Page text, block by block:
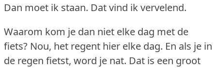
Dan moet ik staan. Dat vind ik vervelend.
Waarom kom je dan niet elke dag met de
fiets? Nou, het regent hier elke dag. En als je in
de regen fietst, word je nat. Dat is een groot